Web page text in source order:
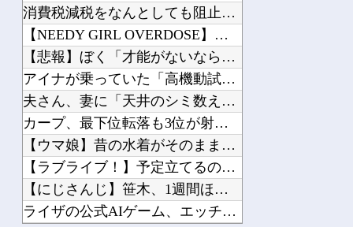
Powered by livedoor 相互RSS
消費税減税をなんとしても阻止したい石破前首相、「何いってんの...
【NEEDY GIRL OVERDOSE】システムサービス「...
【悲報】ぼく「才能がないなら努力をすれば良いじゃない」お前ら...
アイナが乗っていた「高機動試作型ザク」ってよく考えると時系列...
夫さん、妻に「天井のシミ数えてれば終わるでな」と押し倒されて...
カープ、最下位転落も3位が射程圏内。新井監督「特別な日の試合...
【ウマ娘】昔の水着がそのまま入るジャーニー…まるで成長してい...
【ラブライブ！】予定立てるの苦手なので行き当たりばったりの旅...
【にじさんじ】笹木、1週間ほど里に帰省他
ライザの公式AIゲーム、エッチすぎて始まる♥他